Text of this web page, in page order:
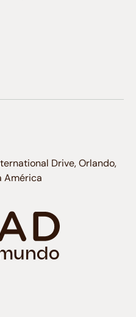
Drive, Orlando,
América